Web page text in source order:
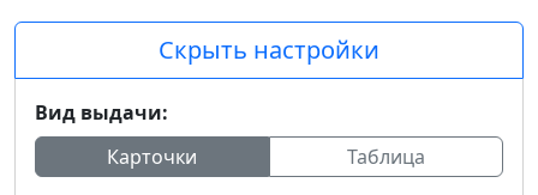
Скрыть настройки
Вид выдачи:
Карточки
Таблица